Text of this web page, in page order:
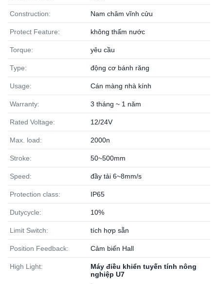
Construction: Nam châm vĩnh cửu
Protect Feature: không thấm nước
Torque: yêu cầu
Type: động cơ bánh răng
Usage: Cán màng nhà kính
Warranty: 3 tháng ~ 1 năm
Rated Voltage: 12/24V
Max. load: 2000n
Stroke: 50~500mm
Speed: đầy tải 6~8mm/s
Protection class: IP65
Dutycycle: 10%
Limit Switch: tích hợp sẵn
Position Feedback: Cảm biến Hall
High Light:
Máy điều khiển tuyến tính nông
nghiệp U7